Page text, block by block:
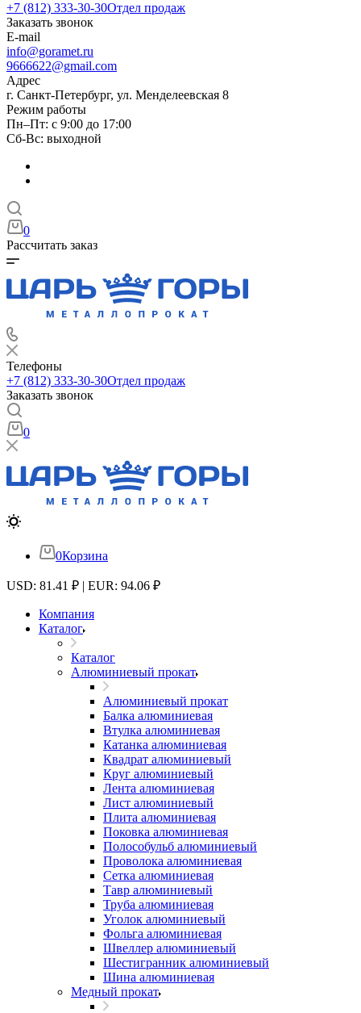
+7 (812) 333-30-30Отдел продаж
Заказать звонок
E-mail
info@goramet.ru
9666622@gmail.com
Адрес
г. Санкт-Петербург, ул. Менделеевская 8
Режим работы
Пн–Пт: с 9:00 до 17:00
Сб-Вс: выходной
0
Рассчитать заказ
Телефоны
+7 (812) 333-30-30Отдел продаж
Заказать звонок
0
0Корзина
USD: 81.41 ₽ | EUR: 94.06 ₽
Компания
Каталог
Каталог
Алюминиевый прокат
Алюминиевый прокат
Балка алюминиевая
Втулка алюминиевая
Катанка алюминиевая
Квадрат алюминиевый
Круг алюминиевый
Лента алюминиевая
Лист алюминиевый
Плита алюминиевая
Поковка алюминиевая
Полособульб алюминиевый
Проволока алюминиевая
Сетка алюминиевая
Тавр алюминиевый
Труба алюминиевая
Уголок алюминиевый
Фольга алюминиевая
Швеллер алюминиевый
Шестигранник алюминиевый
Шина алюминиевая
Медный прокат